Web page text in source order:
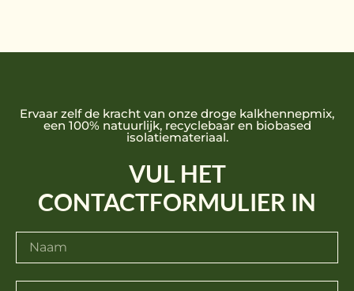
Ervaar zelf de kracht van onze droge kalkhennepmix,
een 100% natuurlijk, recyclebaar en biobased
isolatiemateriaal.
VUL HET
CONTACTFORMULIER IN